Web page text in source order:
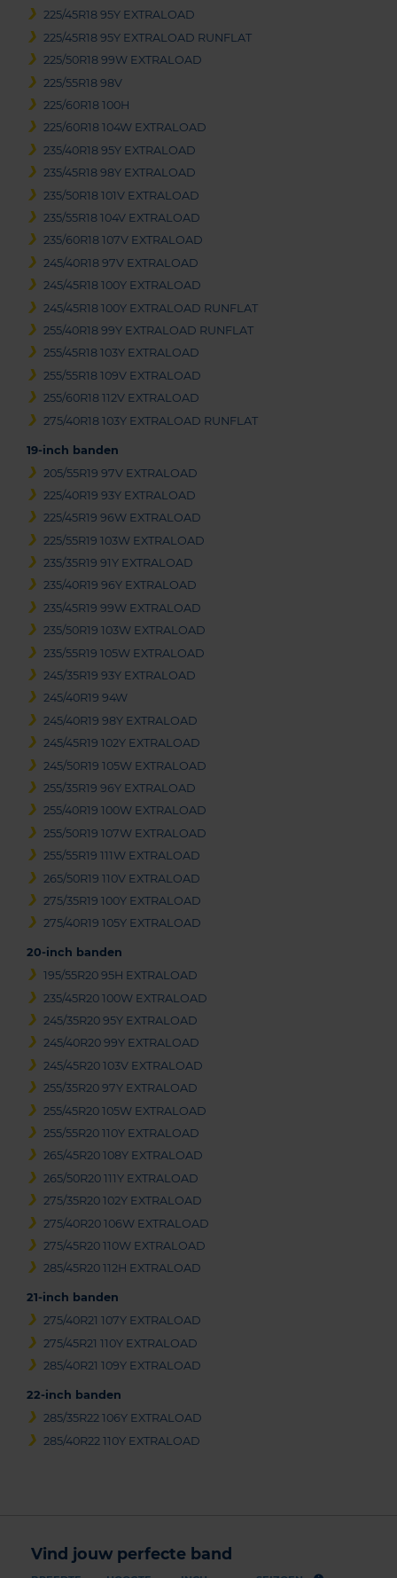
225/45R18 95Y EXTRALOAD
225/45R18 95Y EXTRALOAD RUNFLAT
225/50R18 99W EXTRALOAD
225/55R18 98V
225/60R18 100H
225/60R18 104W EXTRALOAD
235/40R18 95Y EXTRALOAD
235/45R18 98Y EXTRALOAD
235/50R18 101V EXTRALOAD
235/55R18 104V EXTRALOAD
235/60R18 107V EXTRALOAD
245/40R18 97V EXTRALOAD
245/45R18 100Y EXTRALOAD
245/45R18 100Y EXTRALOAD RUNFLAT
255/40R18 99Y EXTRALOAD RUNFLAT
255/45R18 103Y EXTRALOAD
255/55R18 109V EXTRALOAD
255/60R18 112V EXTRALOAD
275/40R18 103Y EXTRALOAD RUNFLAT
19-inch banden
205/55R19 97V EXTRALOAD
225/40R19 93Y EXTRALOAD
225/45R19 96W EXTRALOAD
225/55R19 103W EXTRALOAD
235/35R19 91Y EXTRALOAD
235/40R19 96Y EXTRALOAD
235/45R19 99W EXTRALOAD
235/50R19 103W EXTRALOAD
235/55R19 105W EXTRALOAD
245/35R19 93Y EXTRALOAD
245/40R19 94W
245/40R19 98Y EXTRALOAD
245/45R19 102Y EXTRALOAD
245/50R19 105W EXTRALOAD
255/35R19 96Y EXTRALOAD
255/40R19 100W EXTRALOAD
255/50R19 107W EXTRALOAD
255/55R19 111W EXTRALOAD
265/50R19 110V EXTRALOAD
275/35R19 100Y EXTRALOAD
275/40R19 105Y EXTRALOAD
20-inch banden
195/55R20 95H EXTRALOAD
235/45R20 100W EXTRALOAD
245/35R20 95Y EXTRALOAD
245/40R20 99Y EXTRALOAD
245/45R20 103V EXTRALOAD
255/35R20 97Y EXTRALOAD
255/45R20 105W EXTRALOAD
255/55R20 110Y EXTRALOAD
265/45R20 108Y EXTRALOAD
265/50R20 111Y EXTRALOAD
275/35R20 102Y EXTRALOAD
275/40R20 106W EXTRALOAD
275/45R20 110W EXTRALOAD
285/45R20 112H EXTRALOAD
21-inch banden
275/40R21 107Y EXTRALOAD
275/45R21 110Y EXTRALOAD
285/40R21 109Y EXTRALOAD
22-inch banden
285/35R22 106Y EXTRALOAD
285/40R22 110Y EXTRALOAD
Vind jouw perfecte band